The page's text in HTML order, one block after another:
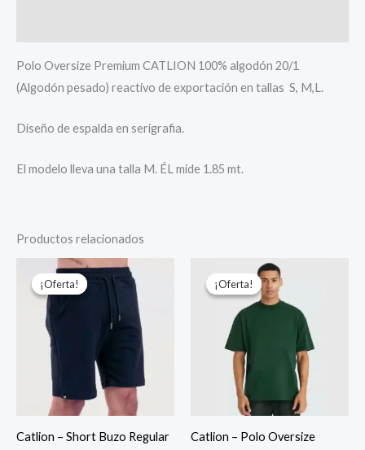
Polo Oversize Premium CATLION 100% algodón 20/1
(Algodón pesado) reactivo de exportación en tallas S, M,L.
Diseño de espalda en serigrafia.
El modelo lleva una talla M. ÉL mide 1.85 mt.
Productos relacionados
¡Oferta!
¡Oferta!
Catlion – Short Buzo Regular
precio
original
precio
actual
es:
S/ 59.90.
¡Oferta!
¡Oferta!
Catlion – Polo Oversize
precio
original
era:
S/ 99.00.
El
precio
actual
es:
S/ 69.90.